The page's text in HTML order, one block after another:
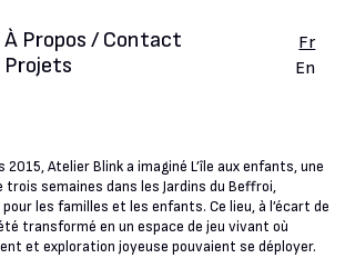
Projets
À Propos / Contact
Fr
En
2015, Atelier Blink a imaginé L’île aux enfants, une
semaines dans les Jardins du Beffroi,
les familles et les enfants. Ce lieu, à l’écart de
transformé en un espace de jeu vivant où
et exploration joyeuse pouvaient se déployer.